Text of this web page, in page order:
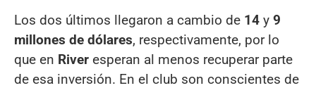
Los dos últimos llegaron a cambio de 14 y 9
millones de dólares, respectivamente, por lo
que en River esperan al menos recuperar parte
de esa inversión. En el club son conscientes de